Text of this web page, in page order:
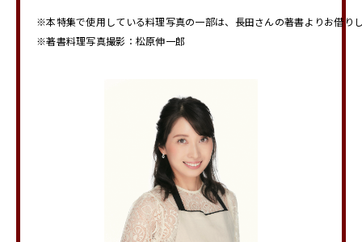
※本特集で使用している料理写真の一部は、長田さんの著書よりお借り
※著書料理写真撮影：松原伸一郎